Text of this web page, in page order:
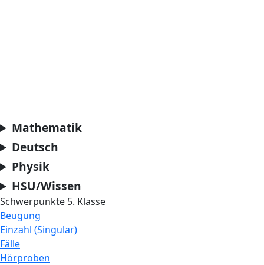
Mathematik
Deutsch
Physik
HSU/Wissen
Schwerpunkte 5. Klasse
Beugung
Einzahl (Singular)
Fälle
Hörproben